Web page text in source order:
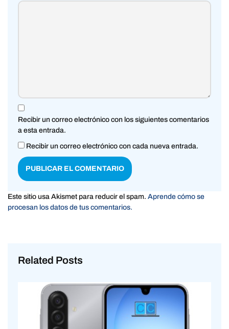
Recibir un correo electrónico con los siguientes comentarios
a esta entrada.
Recibir un correo electrónico con cada nueva entrada.
Este sitio usa Akismet para reducir el spam. Aprende cómo se
procesan los datos de tus comentarios.
Related Posts